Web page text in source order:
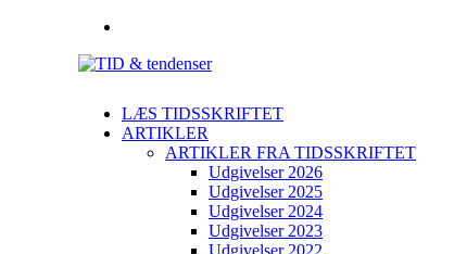
LÆS TIDSSKRIFTET
ARTIKLER
ARTIKLER FRA TIDSSKRIFTET
Udgivelser 2026
Udgivelser 2025
Udgivelser 2024
Udgivelser 2023
Udgivelser 2022